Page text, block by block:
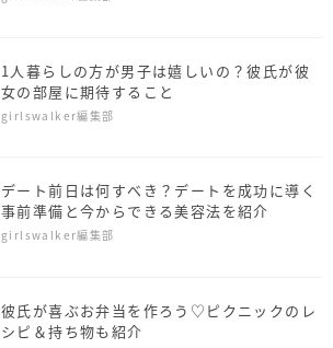
1人暮らしの方が男子は嬉しいの？彼氏が彼
女の部屋に期待すること
girlswalker編集部
デート前日は何すべき？デートを成功に導く
事前準備と今からできる美容法を紹介
girlswalker編集部
彼氏が喜ぶお弁当を作ろう♡ピクニックのレ
シピ＆持ち物も紹介